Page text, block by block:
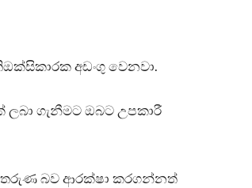
අඩංගු වෙනවා.
ලබා ගැනීමට ඔබට උපකාරී
තරුණ බව ආරක්ෂා කරගන්නත්